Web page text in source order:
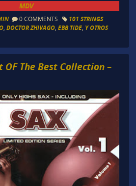
MDV
0 COMMENTS
101 STRINGS
, DOCTOR ZHIVAGO, EBB TIDE, Y OTROS
OF The Best Collection –